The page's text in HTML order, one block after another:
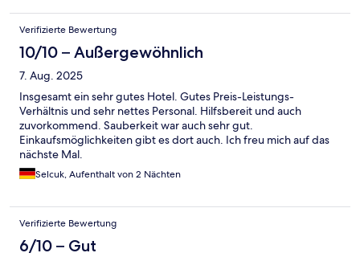
Verifizierte Bewertung
10/10 – Außergewöhnlich
7. Aug. 2025
Insgesamt ein sehr gutes Hotel. Gutes Preis-Leistungs-
Verhältnis und sehr nettes Personal. Hilfsbereit und auch
zuvorkommend. Sauberkeit war auch sehr gut.
Einkaufsmöglichkeiten gibt es dort auch. Ich freu mich auf das
nächste Mal.
Selcuk, Aufenthalt von 2 Nächten
Verifizierte Bewertung
6/10 – Gut